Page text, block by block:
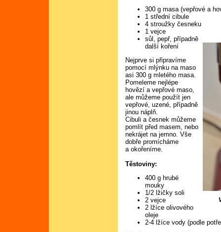
300 g masa (vepřové a
1 střední cibule
4 stroužky česneku
1 vejce
sůl, pepř, případně
další koření
Nejprve si připravíme
pomocí mlýnku na maso
asi 300 g mletého masa.
Pomeleme nejlépe
hovězí a vepřové maso,
ale můžeme použít jen
vepřové, uzené, případně
jinou náplň.
Cibuli a česnek můžeme
pomlít před masem, nebo
nekrájet na jemno. Vše
dobře promícháme
a okořeníme.
Těstoviny:
400 g hrubé
mouky
1/2 lžičky soli
2 vejce
2 lžíce olivového
oleje
2-4 lžíce vody (podle